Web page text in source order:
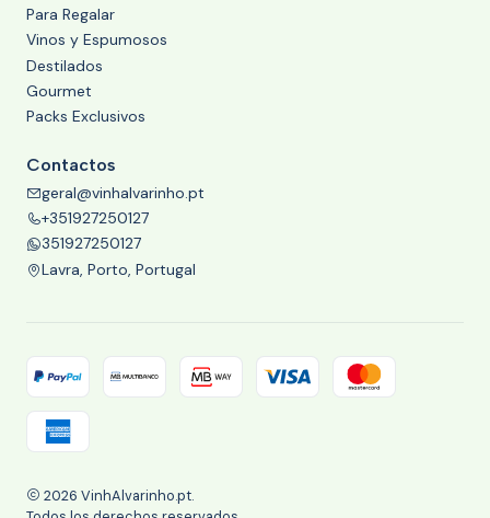
Para Regalar
Vinos y Espumosos
Destilados
Gourmet
Packs Exclusivos
Contactos
geral@vinhalvarinho.pt
+351927250127
351927250127
Lavra, Porto, Portugal
2026 VinhAlvarinho.pt.